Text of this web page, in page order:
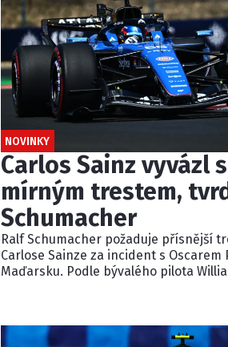
NOVINKY
Carlos Sainz vyvázl
mírným trestem,
Schumacher
Ralf Schumacher požaduje přísnější
Carlose Sainze za incident s Oscarem
Maďarsku. Podle bývalého pilota
nedostatečnou.